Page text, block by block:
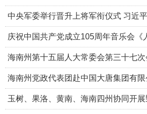
县“宗日文化杯”高原越野挑战赛圆满举
中央军委举行晋升上将军衔仪式 习近
命令状并向晋衔的军官表示祝贺
庆祝中国共产党成立105周年音乐会《
上》在京举行 习近平李强赵乐际王沪
正出席观看
海南州第十五届人大常委会第三十七次
召开
海南州党政代表团赴中国大唐集团有限
考察
玉树、果洛、黄南、海南四州协同开展